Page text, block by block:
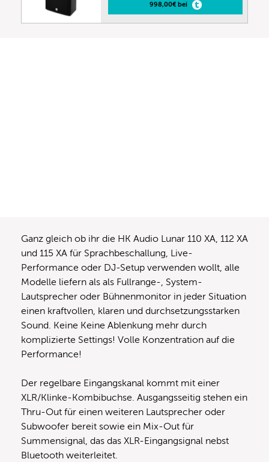
998,00€ bei
Ganz gleich ob ihr die HK Audio Lunar 110 XA, 112 XA
und 115 XA für Sprachbeschallung, Live-
Performance oder DJ-Setup verwenden wollt, alle
Modelle liefern als als Fullrange-, System-
Lautsprecher oder Bühnenmonitor in jeder Situation
einen kraftvollen, klaren und durchsetzungsstarken
Sound. Keine Keine Ablenkung mehr durch
komplizierte Settings! Volle Konzentration auf die
Performance!
Der regelbare Eingangskanal kommt mit einer
XLR/Klinke-Kombibuchse. Ausgangsseitig stehen ein
Thru-Out für einen weiteren Lautsprecher oder
Subwoofer bereit sowie ein Mix-Out für
Summensignal, das das XLR-Eingangsignal nebst
Bluetooth weiterleitet.